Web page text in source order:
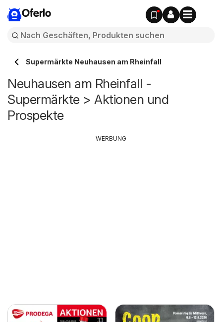
Oferlo
Supermärkte Neuhausen am Rheinfall
Neuhausen am Rheinfall -
Supermärkte > Aktionen und
Prospekte
WERBUNG